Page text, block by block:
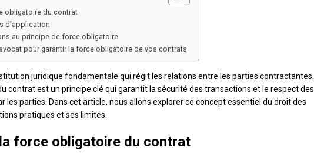
obligatoire du contrat
d’application
au principe de force obligatoire
pour garantir la force obligatoire de vos contrats
juridique fondamentale qui régit les relations entre les parties contractantes.
contrat est un principe clé qui garantit la sécurité des transactions et le respect des
les parties. Dans cet article, nous allons explorer ce concept essentiel du droit des
pratiques et ses limites.
force obligatoire du contrat